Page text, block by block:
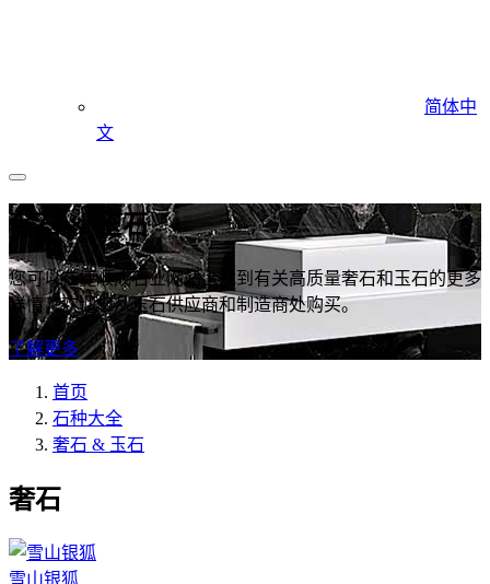
简体中
文
奢石 & 玉石
您可以在捷顺成石业网站上找到有关高质量奢石和玉石的更多
详情，欢迎您从玉石供应商和制造商处购买。
了解更多
首页
石种大全
奢石 & 玉石
奢石
雪山银狐